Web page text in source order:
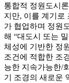
통합적 정원도시
지만, 이를 계기로
가 협업하며 정원
해 “대도시 또는
체성에 기반한 정
조건에 적합한 조
능한 지속가능한/
기 조경의 새로운